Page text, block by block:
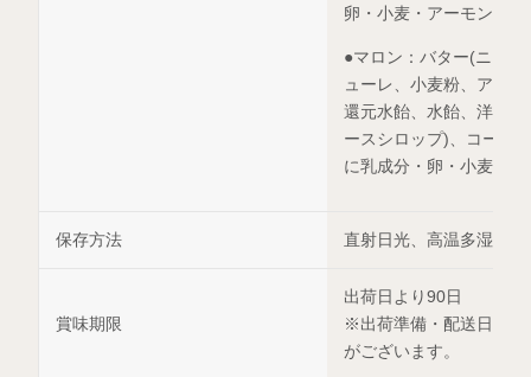
卵・小麦・アーモンドを
●マロン：バター(ニュ
ューレ、小麦粉、アー
還元水飴、水飴、洋酒
ースシロップ)、コーン
に乳成分・卵・小麦・
保存方法 直射日光、高温多湿を
賞味期限
出荷日より90日
※出荷準備・配送日数の
がございます。